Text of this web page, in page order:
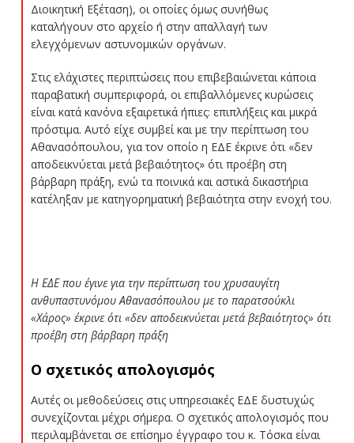
Διοικητική Εξέταση), οι οποίες όμως συνήθως
καταλήγουν στο αρχείο ή στην απαλλαγή των
ελεγχόμενων αστυνομικών οργάνων.
Στις ελάχιστες περιπτώσεις που επιβεβαιώνεται κάποια
παραβατική συμπεριφορά, οι επιβαλλόμενες κυρώσεις
είναι κατά κανόνα εξαιρετικά ήπιες: επιπλήξεις και μικρά
πρόστιμα. Αυτό είχε συμβεί και με την περίπτωση του
Αθανασόπουλου, για τον οποίο η ΕΔΕ έκρινε ότι «δεν
αποδεικνύεται μετά βεβαιότητος» ότι προέβη στη
βάρβαρη πράξη, ενώ τα ποινικά και αστικά δικαστήρια
κατέληξαν με κατηγορηματική βεβαιότητα στην ενοχή του.
Η ΕΔΕ που έγινε για την περίπτωση του χρυσαυγίτη
ανθυπαστυνόμου Αθανασόπουλου με το παρατσούκλι
«Χάρος» έκρινε ότι «δεν αποδεικνύεται μετά βεβαιότητος» ότι
προέβη στη βάρβαρη πράξη
Ο σχετικός απολογισμός
Αυτές οι μεθοδεύσεις στις υπηρεσιακές ΕΔΕ δυστυχώς
συνεχίζονται μέχρι σήμερα. Ο σχετικός απολογισμός που
περιλαμβάνεται σε επίσημο έγγραφο του κ. Τόσκα είναι